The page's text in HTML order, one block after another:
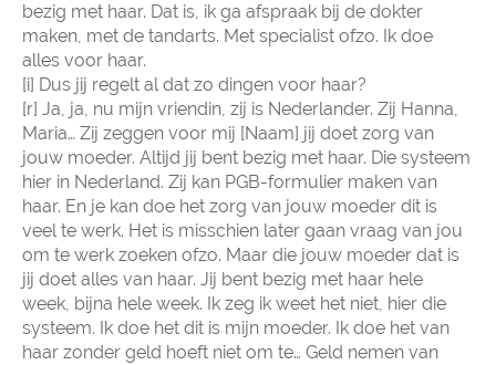
bezig met haar. Dat is, ik ga afspraak bij de dokter
maken, met de tandarts. Met specialist ofzo. Ik doe
alles voor haar.
[i] Dus jij regelt al dat zo dingen voor haar?
[r] Ja, ja, nu mijn vriendin, zij is Nederlander. Zij Hanna,
Maria… Zij zeggen voor mij [Naam] jij doet zorg van
jouw moeder. Altijd jij bent bezig met haar. Die systeem
hier in Nederland. Zij kan PGB-formulier maken van
haar. En je kan doe het zorg van jouw moeder dit is
veel te werk. Het is misschien later gaan vraag van jou
om te werk zoeken ofzo. Maar die jouw moeder dat is
jij doet alles van haar. Jij bent bezig met haar hele
week, bijna hele week. Ik zeg ik weet het niet, hier die
systeem. Ik doe het dit is mijn moeder. Ik doe het van
haar zonder geld hoeft niet om te… Geld nemen van